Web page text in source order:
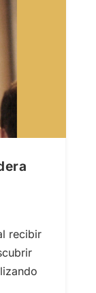
recibir